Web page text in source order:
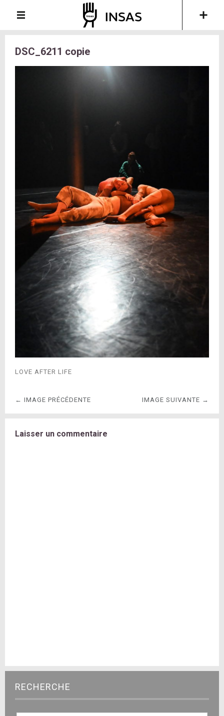
DSC_6211 copie
LOVE AFTER LIFE
← IMAGE PRÉCÉDENTE IMAGE SUIVANTE →
Laisser un commentaire
RECHERCHE